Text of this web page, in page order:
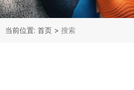
当前位置: 首页 > 搜索